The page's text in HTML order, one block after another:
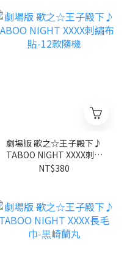
劇場版 歌之☆王子殿下♪
TABOO NIGHT XXXX刺繡
布貼-12款隨機
NT$380